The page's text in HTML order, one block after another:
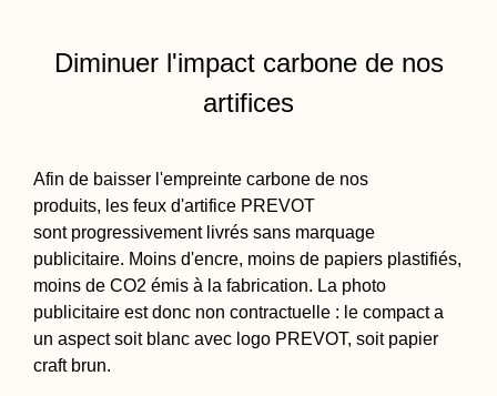
Diminuer l'impact carbone de nos
artifices
Afin de baisser l'empreinte carbone de nos
produits, les feux d'artifice PREVOT
sont progressivement livrés sans marquage
publicitaire. Moins d'encre, moins de papiers plastifiés,
moins de CO2 émis à la fabrication. La photo
publicitaire est donc non contractuelle : le compact a
un aspect soit blanc avec logo PREVOT, soit papier
craft brun.